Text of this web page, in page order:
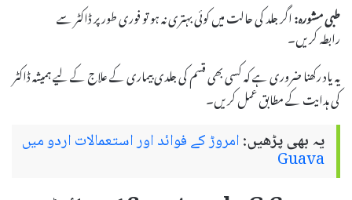
طبی مشورہ:اگر جلد کی حالت میں کوئی بہتری نہ ہو تو فوری طور پر ڈاکٹر سے
رابطہ کریں۔
یہ یاد رکھنا ضروری ہے کہ کسی بھی قسم کی جلدی بیماری کے علاج کے لیے ہمیشہ ڈاکٹر
کی ہدایت کے مطابق عمل کریں۔
یہ بھی پڑھیں:امروڑ کے فوائد اور استعمالات اردو میں
Guava